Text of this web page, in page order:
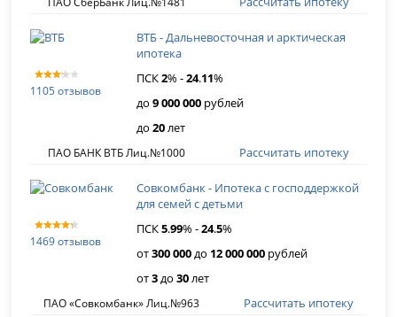
1105 отзывов
ВТБ - Дальневосточная и арктическая
ипотека
ПСК2% -24.11%
до9 000 000 рублей
до20лет
ПАО БАНК ВТБ Лиц.№1000 Рассчитать ипотеку
1469 отзывов
Совкомбанк - Ипотека с господдержкой
для семей с детьми
ПСК5.99% -24.5%
от300 000до 12 000 000 рублей
от3до30лет
ПАО «Совкомбанк» Лиц.№963 Рассчитать ипотеку